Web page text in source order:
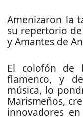
Amenizaron la
su repertorio
y Amantes de
El colofón de
flamenco, y
música, lo
Marismeños,
innovadores